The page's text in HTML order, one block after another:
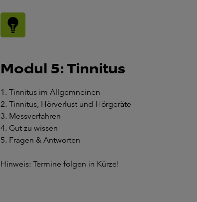
Modul 5: Tinnitus
1. Tinnitus im Allgemneinen
2. Tinnitus, Hörverlust und Hörgeräte
3. Messverfahren
4. Gut zu wissen
5. Fragen & Antworten
Hinweis: Termine folgen in Kürze!